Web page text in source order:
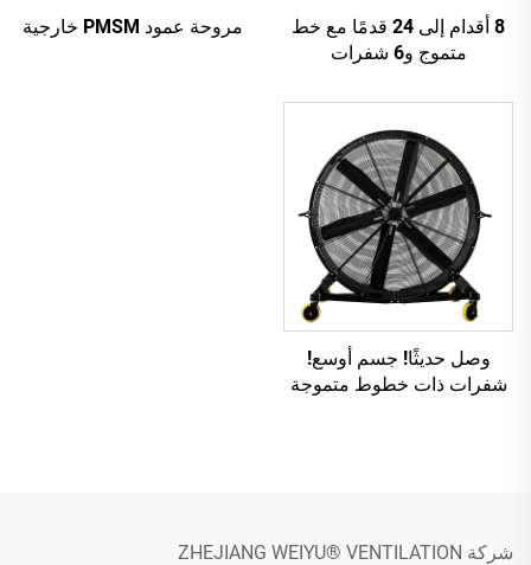
8 أقدام إلى 24 قدمًا مع خط
متموج و6 شفرات
مروحة عمود PMSM خارجية
وصل حديثًا! جسم أوسع!
شفرات ذات خطوط متموجة
شركة ZHEJIANG WEIYU® VENTILATION